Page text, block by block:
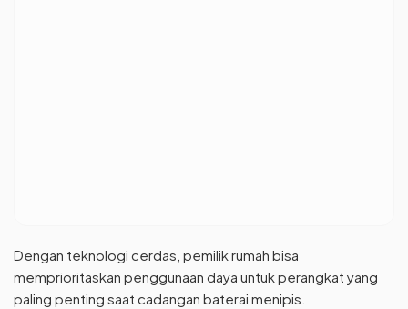
Dengan teknologi cerdas, pemilik rumah bisa
memprioritaskan penggunaan daya untuk perangkat yang
paling penting saat cadangan baterai menipis.